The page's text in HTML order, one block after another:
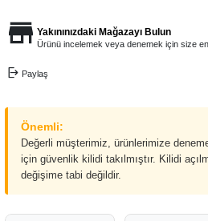
Yakınınızdaki Mağazayı Bulun
Ürünü incelemek veya denemek için size en
Paylaş
Önemli:
Değerli müşterimiz, ürünlerimize
için güvenlik kilidi takılmıştır. Kilidi
değişime tabi değildir.